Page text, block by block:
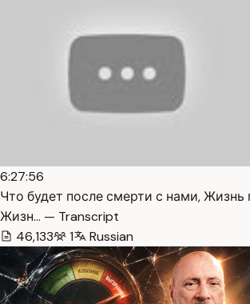
6:27:56
Что будет после смерти с нами, Жизнь
Жизн… — Transcript
46,133
1 Russian